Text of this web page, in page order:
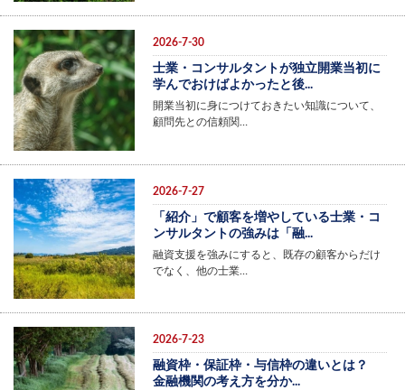
2026-7-30
士業・コンサルタントが独立開業当初に
学んでおけばよかったと後...
開業当初に身につけておきたい知識について、
顧問先との信頼関…
2026-7-27
「紹介」で顧客を増やしている士業・コ
ンサルタントの強みは「融...
融資支援を強みにすると、既存の顧客からだけ
でなく、他の士業…
2026-7-23
融資枠・保証枠・与信枠の違いとは？
金融機関の考え方を分か...